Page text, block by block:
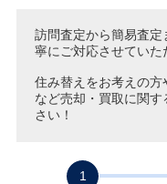
訪問査定から簡易査
寧にご対応させていた
住み替えをお考えの
など売却・買取に関
さい！
1